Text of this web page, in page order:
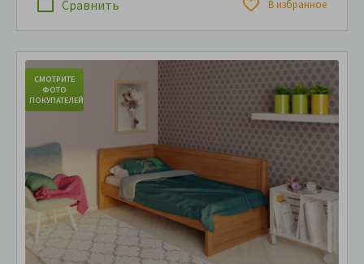
Сравнить В избранное
СМОТРИТЕ
ФОТО
ПОКУПАТЕЛЕЙ